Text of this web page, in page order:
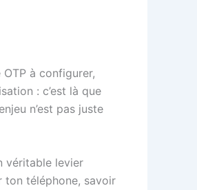
à configurer,
: c’est là que
n’est pas juste
véritable levier
ton téléphone, savoir